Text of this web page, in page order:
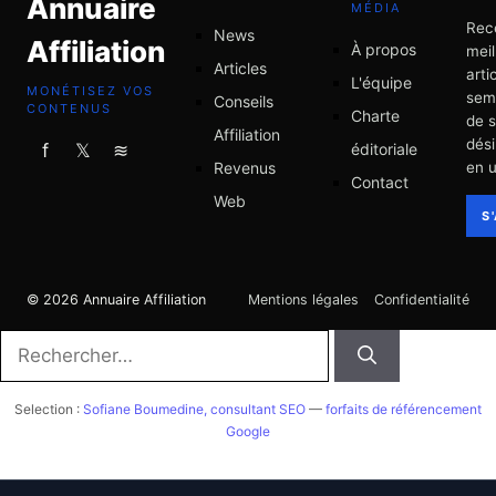
Annuaire
Affiliation
MONÉTISEZ VOS
CONTENUS
f 𝕏 ≋
News
Articles
Conseils
Affiliation
Revenus
Web
MÉDIA
À propos
L'équipe
Charte
éditoriale
Contact
de
en
© 2026 Annuaire Affiliation Mentions légales Confidentialité
Selection : Sofiane Boumedine, consultant SEO — forfaits de référencement
Google